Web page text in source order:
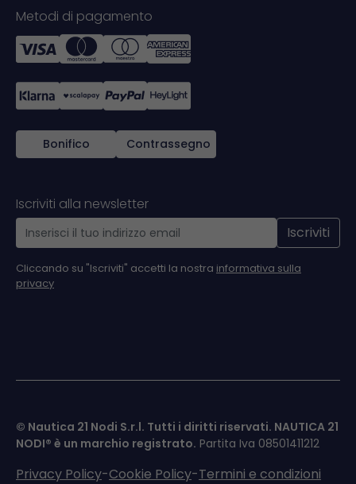
Metodi di pagamento
Bonifico Contrassegno
Iscriviti alla newsletter
Iscriviti
Cliccando su "Iscriviti" accetti la nostra informativa sulla
privacy
© Nautica 21 Nodi S.r.l. Tutti i diritti riservati. NAUTICA 21
NODI® è un marchio registrato. Partita Iva 08501411212
Privacy Policy-Cookie Policy-Termini e condizioni